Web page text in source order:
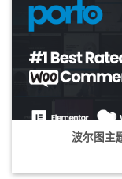
波尔图主